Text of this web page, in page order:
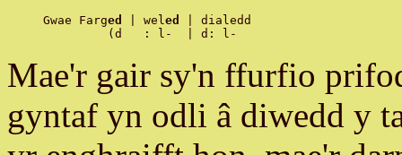
Gwae Farged | weled
| dialedd
Mae'r gair sy'n ffurfio
gyntaf yn odli â diwedd y